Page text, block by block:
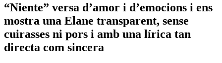
“Niente” versa d’amor i d’emocions i ens
mostra una Elane transparent, sense
cuirasses ni pors i amb una lírica tan
directa com sincera